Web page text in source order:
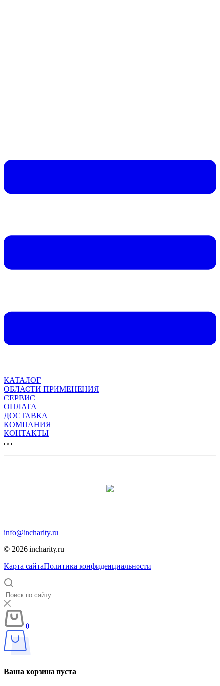
КАТАЛОГ
ОБЛАСТИ ПРИМЕНЕНИЯ
СЕРВИС
ОПЛАТА
ДОСТАВКА
КОМПАНИЯ
КОНТАКТЫ
info@incharity.ru
© 2026 incharity.ru
Карта сайтаПолитика конфиденциальности
0
Ваша корзина пуста